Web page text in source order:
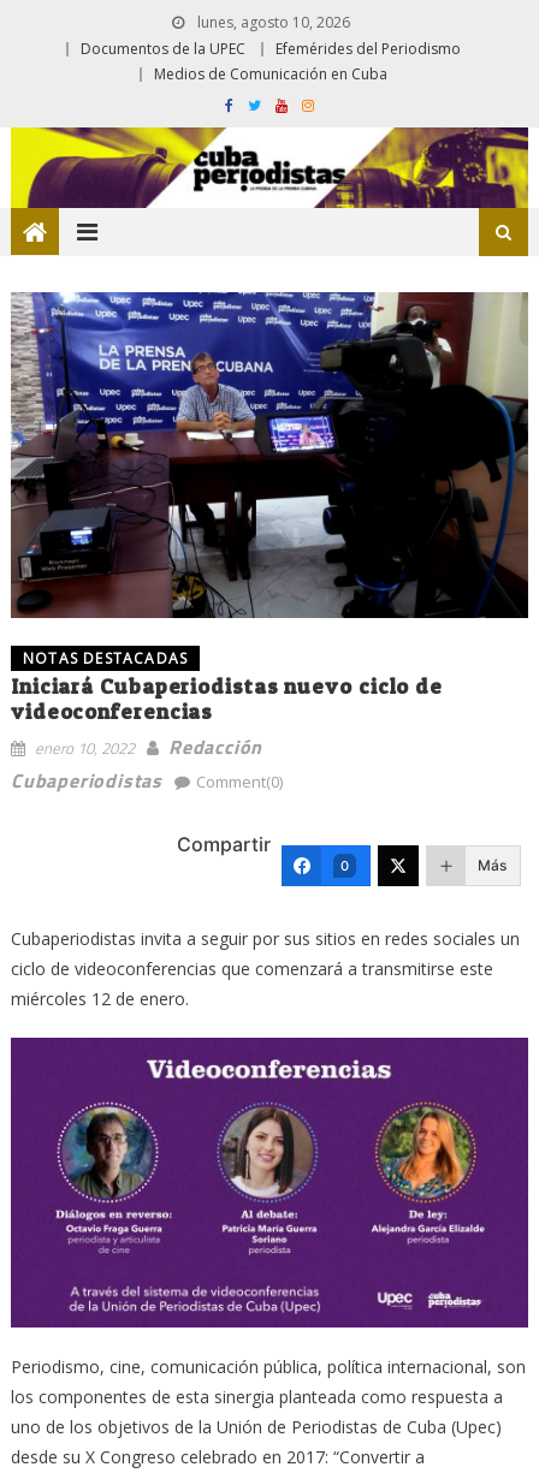
lunes, agosto 10, 2026
Documentos de la UPEC
Efemérides del Periodismo
Medios de Comunicación en Cuba
NOTAS DESTACADAS
Iniciará Cubaperiodistas nuevo ciclo de
videoconferencias
enero 10, 2022
Redacción
Cubaperiodistas
Comment(0)
Compartir
0 Más
Cubaperiodistas invita a seguir por sus sitios en redes sociales un
ciclo de videoconferencias que comenzará a transmitirse este
miércoles 12 de enero.
Periodismo, cine, comunicación pública, política internacional, son
los componentes de esta sinergia planteada como respuesta a
uno de los objetivos de la Unión de Periodistas de Cuba (Upec)
desde su X Congreso celebrado en 2017: “Convertir a